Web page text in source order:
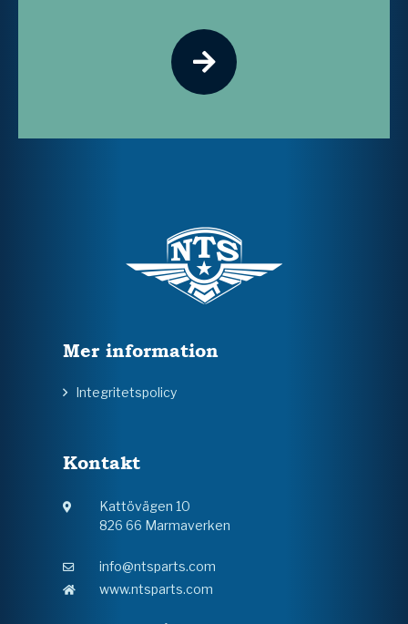
Mer information
Integritetspolicy
Kontakt
Kattövägen 10
826 66 Marmaverken
info@ntsparts.com
www.ntsparts.com